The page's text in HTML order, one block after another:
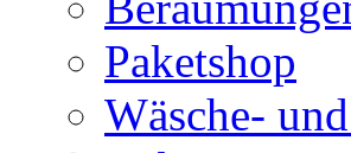
Paketshop
Wäsche-